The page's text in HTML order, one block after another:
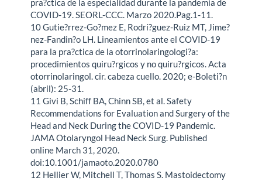
pra?ctica de la especialidad durante la pandemia de
COVID-19. SEORL-CCC. Marzo 2020.Pag.1-11.
10 Gutie?rrez-Go?mez E, Rodri?guez-Ruiz MT, Jime?
nez-Fandin?o LH. Lineamientos ante el COVID-19
para la pra?ctica de la otorrinolaringologi?a:
procedimientos quiru?rgicos y no quiru?rgicos. Acta
otorrinolaringol. cir. cabeza cuello. 2020; e-Boleti?n
(abril): 25-31.
11 Givi B, Schiff BA, Chinn SB, et al. Safety
Recommendations for Evaluation and Surgery of the
Head and Neck During the COVID-19 Pandemic.
JAMA Otolaryngol Head Neck Surg. Published
online March 31, 2020.
doi:10.1001/jamaoto.2020.0780
12 Hellier W, Mitchell T, Thomas S. Mastoidectomy